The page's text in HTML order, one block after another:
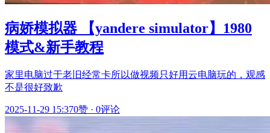
病娇模拟器 【yandere simulator】1980
模式&新手教程
家里电脑过于老旧经常卡所以做视频只好用云电脑玩的，观感
不是很好致歉
2025-11-29 15:370赞 · 0评论